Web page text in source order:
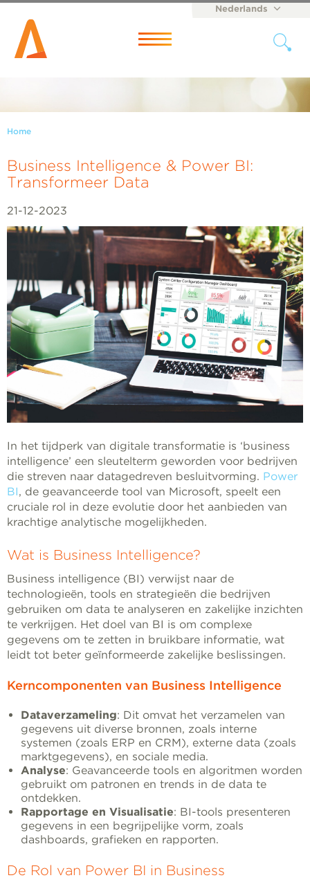
Nederlands
Menu
Home
Business Intelligence & Power BI:
Transformeer Data
21-12-2023
In het tijdperk van digitale transformatie is ‘business
intelligence’ een sleutelterm geworden voor bedrijven
die streven naar datagedreven besluitvorming. Power
BI, de geavanceerde tool van Microsoft, speelt een
cruciale rol in deze evolutie door het aanbieden van
krachtige analytische mogelijkheden.
Wat is Business Intelligence?
Business intelligence (BI) verwijst naar de
technologieën, tools en strategieën die bedrijven
gebruiken om data te analyseren en zakelijke inzichten
te verkrijgen. Het doel van BI is om complexe
gegevens om te zetten in bruikbare informatie, wat
leidt tot beter geïnformeerde zakelijke beslissingen.
Kerncomponenten van Business Intelligence
Dataverzameling: Dit omvat het verzamelen van
gegevens uit diverse bronnen, zoals interne
systemen (zoals ERP en CRM), externe data (zoals
marktgegevens), en sociale media.
Analyse: Geavanceerde tools en algoritmen worden
gebruikt om patronen en trends in de data te
ontdekken.
Rapportage en Visualisatie: BI-tools presenteren
gegevens in een begrijpelijke vorm, zoals
dashboards, grafieken en rapporten.
De Rol van Power BI in Business